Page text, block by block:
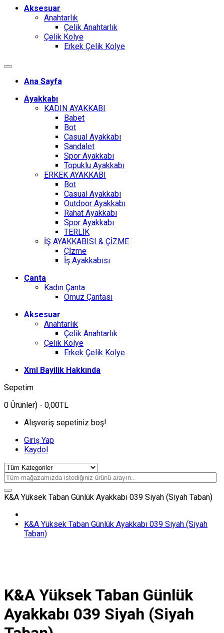
Aksesuar
Anahtarlık
Çelik Anahtarlık
Çelik Kolye
Erkek Çelik Kolye
Ana Sayfa
Ayakkabı
KADIN AYAKKABI
Babet
Bot
Casual Ayakkabı
Sandalet
Spor Ayakkabı
Topuklu Ayakkabı
ERKEK AYAKKABI
Bot
Casual Ayakkabı
Outdoor Ayakkabı
Rahat Ayakkabı
Spor Ayakkabı
TERLİK
İŞ AYAKKABISI & ÇİZME
Çİzme
İş Ayakkabısı
Çanta
Kadın Çanta
Omuz Çantası
Aksesuar
Anahtarlık
Çelik Anahtarlık
Çelik Kolye
Erkek Çelik Kolye
Xml Bayilik Hakkında
Sepetim
0 Ürünler) - 0,00TL
Alışveriş sepetiniz boş!
Giriş Yap
Kaydol
K&A Yüksek Taban Günlük Ayakkabı 039 Siyah (Siyah Taban)
K&A Yüksek Taban Günlük Ayakkabı 039 Siyah (Siyah
Taban)
K&A Yüksek Taban Günlük
Ayakkabı 039 Siyah (Siyah